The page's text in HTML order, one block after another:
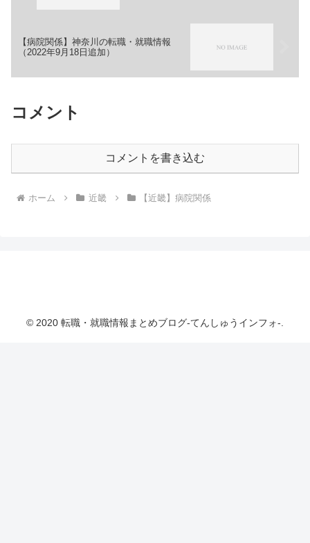
【病院関係】神奈川の転職・就職情報
（2022年9月18日追加）
コメント
コメントを書き込む
ホーム 近畿 【近畿】病院関係
© 2020 転職・就職情報まとめブログ-てんしゅうインフォ-.